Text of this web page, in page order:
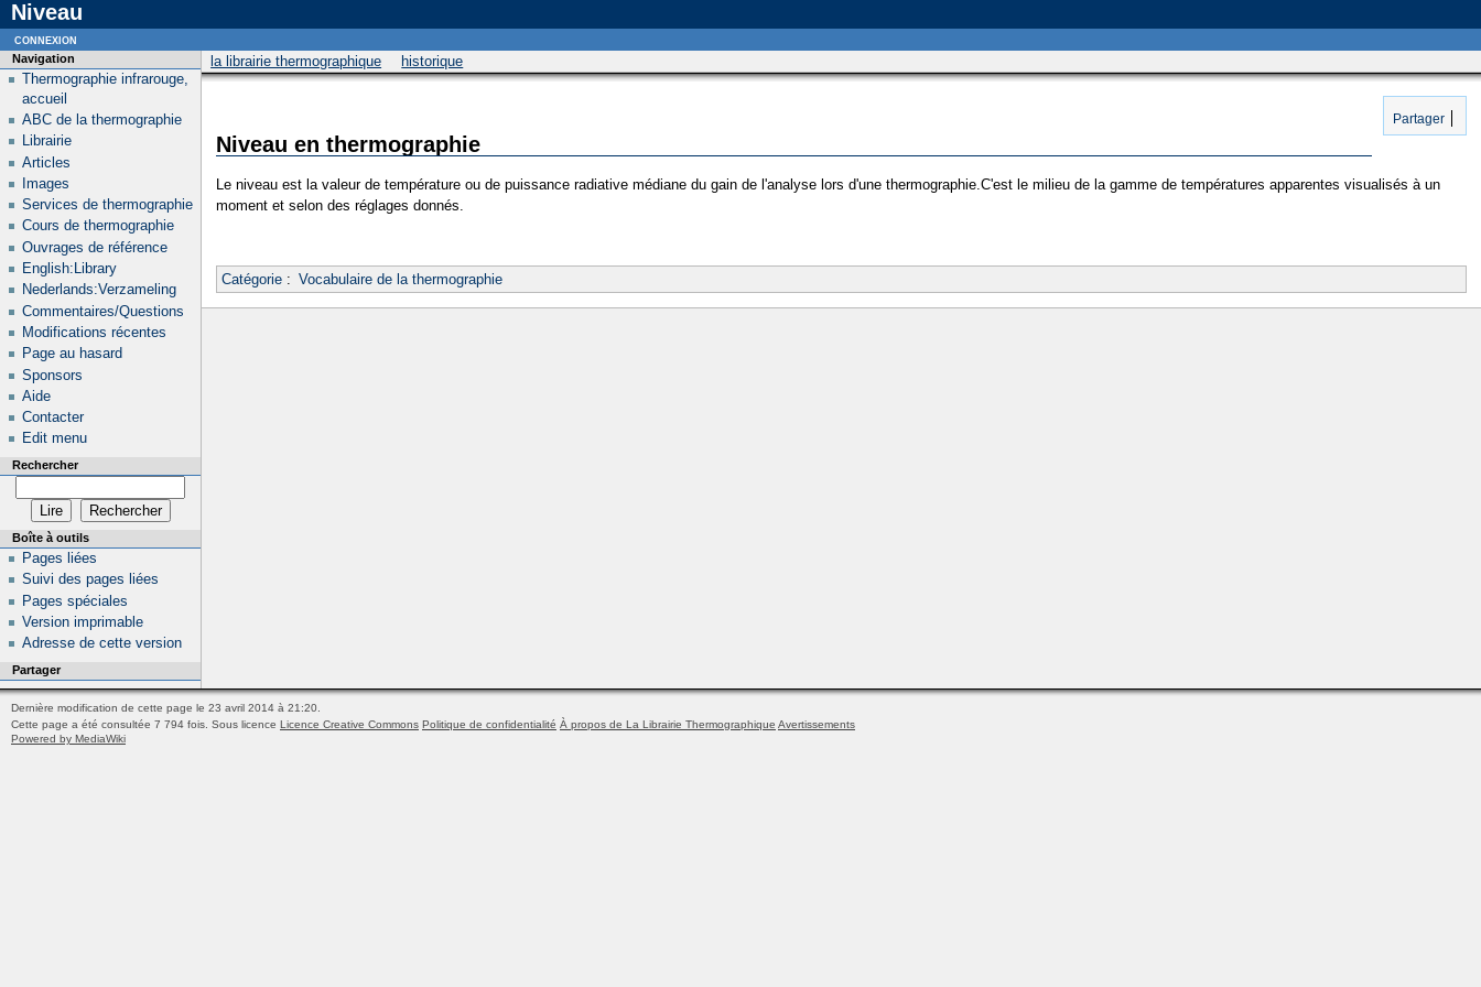
Niveau
la librairie thermographique historique
Partager
Niveau en thermographie
Le niveau est la valeur de température ou de puissance radiative médiane du gain de l'analyse lors d'une thermographie.C'est le milieu de la gamme de températures apparentes visualisés à un
moment et selon des réglages donnés.
Catégorie: Vocabulaire de la thermographie
Navigation
Thermographie infrarouge,
accueil
ABC de la thermographie
Librairie
Articles
Images
Services de thermographie
Cours de thermographie
Ouvrages de référence
English:Library
Nederlands:Verzameling
Commentaires/Questions
Modifications récentes
Page au hasard
Sponsors
Aide
Contacter
Edit menu
Rechercher
Boîte à outils
Pages liées
Suivi des pages liées
Pages spéciales
Version imprimable
Adresse de cette version
Partager
connexion
Dernière modification de cette page le 23 avril 2014 à 21:20.
Cette page a été consultée 7 794 fois. Sous licence Licence Creative Commons Politique de confidentialité À propos de La Librairie Thermographique Avertissements
Powered by MediaWiki